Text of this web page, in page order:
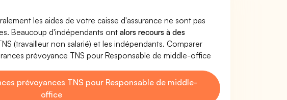
les aides de votre caisse d'assurance ne sont pas
Beaucoup d'indépendants ontalors recours à des
(travailleur non salarié) et les indépendants. Comparer
prévoyance TNS pour Responsable de middle-office
prévoyances TNS pour Responsable de middle-
office